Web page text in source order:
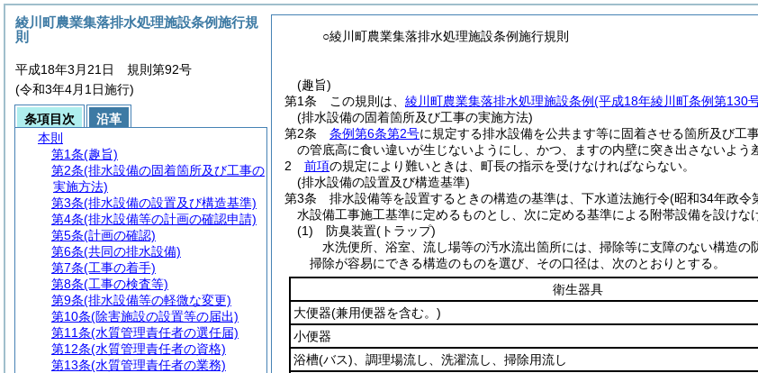
○綾川町農業集落排水処理施設条例施行規則
(趣旨)
第1条
この規則は、 綾川町農業集落排水処理施設条例(平成18年綾川町条例第130
(排水設備の固着箇所及び工事の実施方法)
第2条
条例第6条第2号に規定する排水設備を公共ます等に固着させる箇所及び工
の管底高に食い違いが生じないようにし、かつ、ますの内壁に突き出さないよう
2
前項の規定により難いときは、町長の指示を受けなければならない。
(排水設備の設置及び構造基準)
第3条
排水設備等を設置するときの構造の基準は、下水道法施行令(昭和34年政令
水設備工事施工基準に定めるものとし、次に定める基準による附帯設備を設けな
(1)
防臭装置(トラップ)
水洗便所、浴室、流し場等の汚水流出箇所には、掃除等に支障のない構造
掃除が容易にできる構造のものを選び、その口径は、次のとおりとする。
衛生器具
大便器(兼用便器を含む。)
小便器
浴槽(バス) 、調理場流し、洗濯流し、掃除用流し
綾川町農業集落排水処理施設条例施行規
則
平成18年3月21日 規則第92号
(令和3年4月1日施行)
条項目次
沿革
本則
第1条(趣旨)
第2条(排水設備の固着箇所及び工事の
実施方法)
第3条(排水設備の設置及び構造基準)
第4条(排水設備等の計画の確認申請)
第5条(計画の確認)
第6条(共同の排水設備)
第7条(工事の着手)
第8条(工事の検査等)
第9条(排水設備等の軽微な変更)
第10条(除害施設の設置等の届出)
第11条(水質管理責任者の選任届)
第12条(水質管理責任者の資格)
第13条(水質管理責任者の業務)